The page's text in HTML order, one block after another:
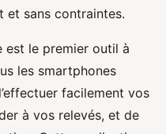
et sans contraintes.
est le premier outil à
les smartphones
facilement vos
à vos relevés, et de